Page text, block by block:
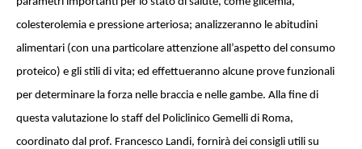
colesterolemia e pressione arteriosa; analizzeranno le abitudini
alimentari (con una particolare attenzione all’aspetto del consumo
proteico) e gli stili di vita; ed effettueranno alcune prove funzionali
per determinare la forza nelle braccia e nelle gambe. Alla fine di
questa valutazione lo staff del Policlinico Gemelli di Roma,
coordinato dal prof. Francesco Landi, fornirà dei consigli utili su